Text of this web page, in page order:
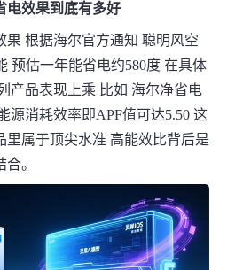
电效果到底有多好
果 根据海尔官方通知 聪明风空
预估一年能省电约580度 在具体
产品表现上乘 比如 海尔净省电
源消耗效率即APF值可达5.50 这
里属于顶尖水准 高能效比背后是
。